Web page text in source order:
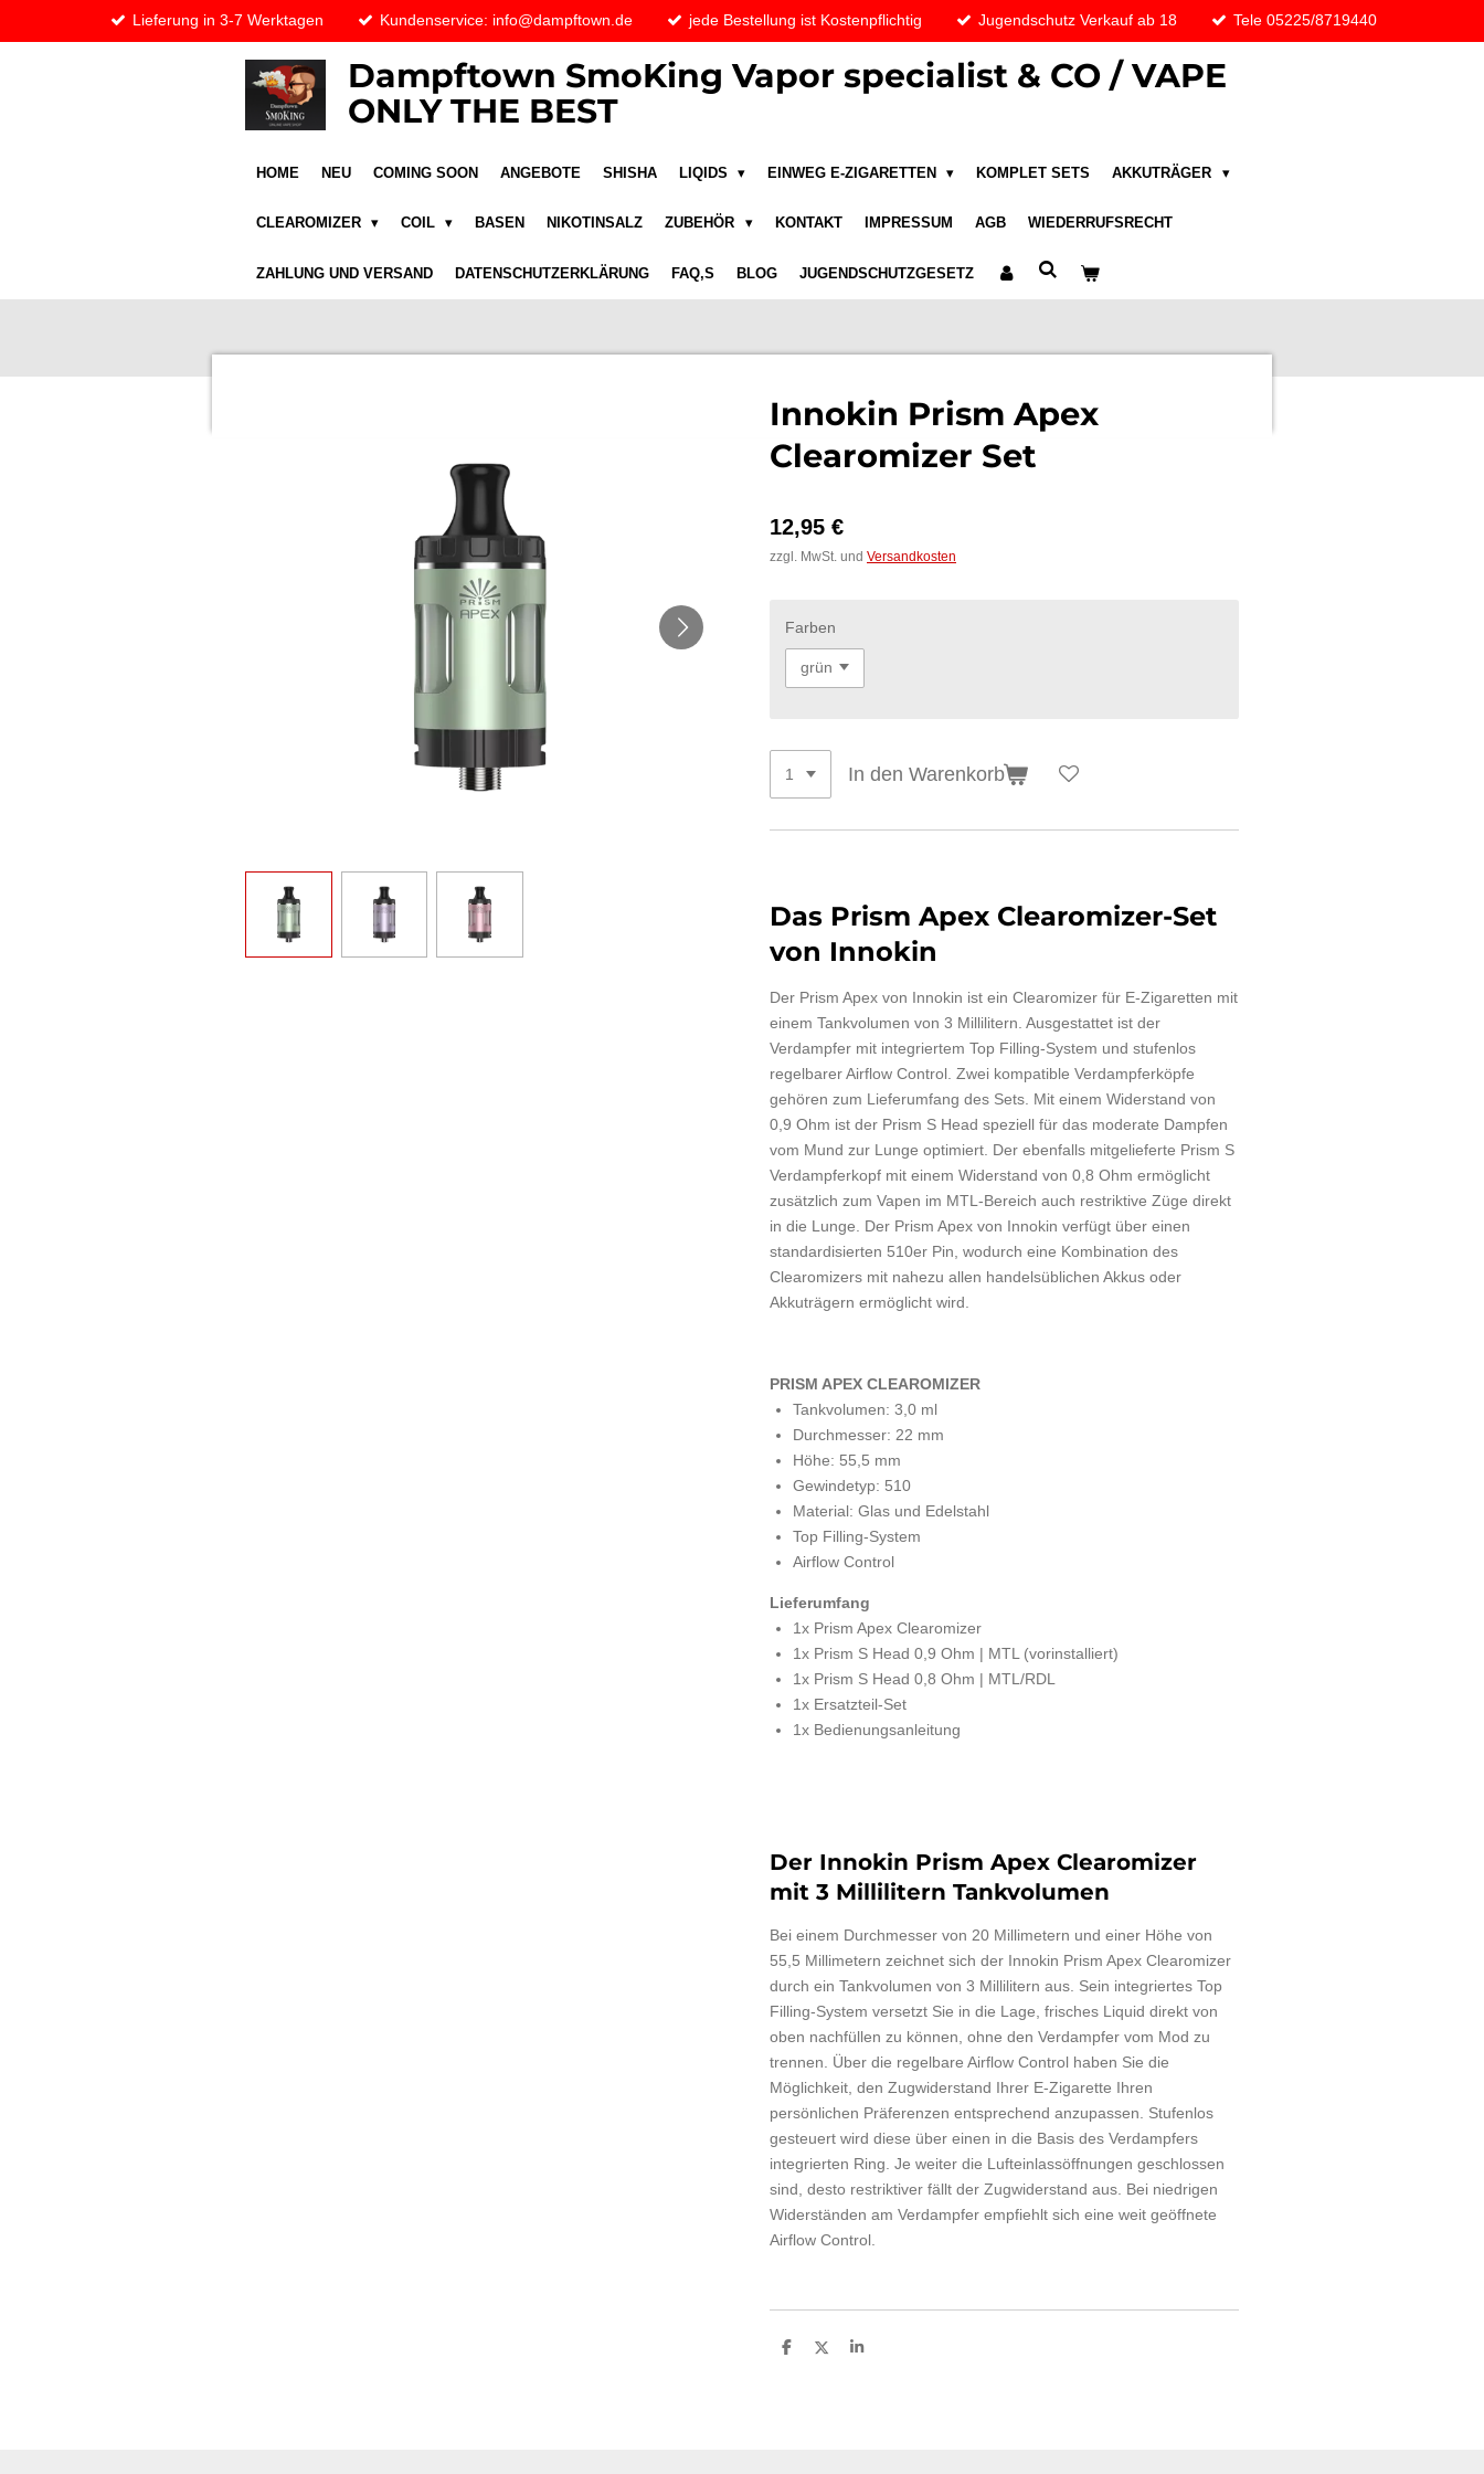
Hauptinhalt
Lieferung in 3-7 Werktagen Kundenservice: info@dampftown.de jede Bestellung ist Kostenpflichtig Jugendschutz Verkauf ab 18 Tele 05225/8719440
Dampftown SmoKing Vapor specialist & CO / VAPE
ONLY THE BEST
HOME NEU COMING SOON ANGEBOTE SHISHA LIQIDS EINWEG E-ZIGARETTEN KOMPLET SETS AKKUTRÄGER
CLEAROMIZER COIL BASEN NIKOTINSALZ ZUBEHÖR KONTAKT IMPRESSUM AGB WIEDERRUFSRECHT
ZAHLUNG UND VERSAND DATENSCHUTZERKLÄRUNG FAQ,S BLOG JUGENDSCHUTZGESETZ
Innokin Prism Apex
Clearomizer Set
12,95 €
zzgl. MwSt. und Versandkosten
Farben
In den Warenkorb
Das Prism Apex Clearomizer-Set
von Innokin
Der Prism Apex von Innokin ist ein Clearomizer für E-Zigaretten mit
einem Tankvolumen von 3 Millilitern. Ausgestattet ist der
Verdampfer mit integriertem Top Filling-System und stufenlos
regelbarer Airflow Control. Zwei kompatible Verdampferköpfe
gehören zum Lieferumfang des Sets. Mit einem Widerstand von
0,9 Ohm ist der Prism S Head speziell für das moderate Dampfen
vom Mund zur Lunge optimiert. Der ebenfalls mitgelieferte Prism S
Verdampferkopf mit einem Widerstand von 0,8 Ohm ermöglicht
zusätzlich zum Vapen im MTL-Bereich auch restriktive Züge direkt
in die Lunge. Der Prism Apex von Innokin verfügt über einen
standardisierten 510er Pin, wodurch eine Kombination des
Clearomizers mit nahezu allen handelsüblichen Akkus oder
Akkuträgern ermöglicht wird.
PRISM APEX CLEAROMIZER
Tankvolumen: 3,0 ml
Durchmesser: 22 mm
Höhe: 55,5 mm
Gewindetyp: 510
Material: Glas und Edelstahl
Top Filling-System
Airflow Control
Lieferumfang
1x Prism Apex Clearomizer
1x Prism S Head 0,9 Ohm | MTL (vorinstalliert)
1x Prism S Head 0,8 Ohm | MTL/RDL
1x Ersatzteil-Set
1x Bedienungsanleitung
Der Innokin Prism Apex Clearomizer
mit 3 Millilitern Tankvolumen
Bei einem Durchmesser von 20 Millimetern und einer Höhe von
55,5 Millimetern zeichnet sich der Innokin Prism Apex Clearomizer
durch ein Tankvolumen von 3 Millilitern aus. Sein integriertes Top
Filling-System versetzt Sie in die Lage, frisches Liquid direkt von
oben nachfüllen zu können, ohne den Verdampfer vom Mod zu
trennen. Über die regelbare Airflow Control haben Sie die
Möglichkeit, den Zugwiderstand Ihrer E-Zigarette Ihren
persönlichen Präferenzen entsprechend anzupassen. Stufenlos
gesteuert wird diese über einen in die Basis des Verdampfers
integrierten Ring. Je weiter die Lufteinlassöffnungen geschlossen
sind, desto restriktiver fällt der Zugwiderstand aus. Bei niedrigen
Widerständen am Verdampfer empfiehlt sich eine weit geöffnete
Airflow Control.
T
T
T